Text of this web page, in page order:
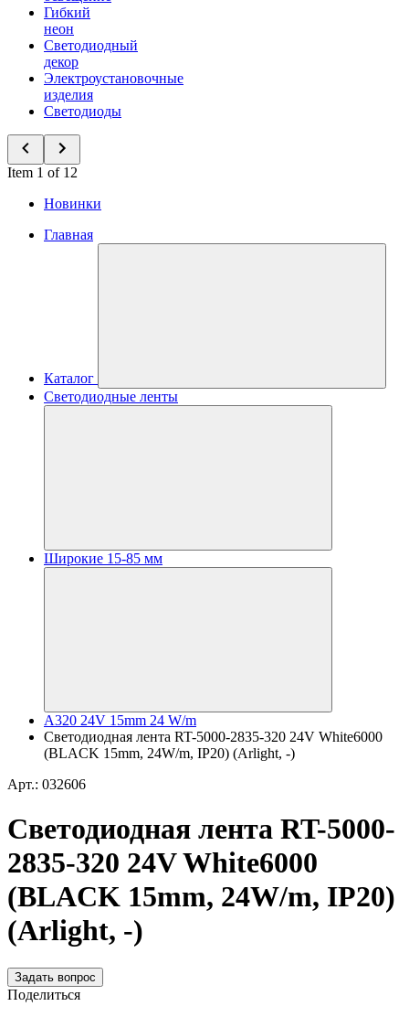
Гибкий
неон
Светодиодный
декор
Электроустановочные
изделия
Светодиоды
Item 1 of 12
Новинки
Главная
Каталог
Светодиодные ленты
Широкие 15-85 мм
A320 24V 15mm 24 W/m
Светодиодная лента RT-5000-2835-320 24V White6000
(BLACK 15mm, 24W/m, IP20) (Arlight, -)
Арт.: 032606
Светодиодная лента RT-5000-
2835-320 24V White6000
(BLACK 15mm, 24W/m, IP20)
(Arlight, -)
Задать вопрос
Поделиться